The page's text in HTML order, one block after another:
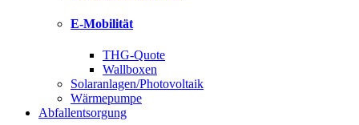
E-Mobilität
THG-Quote
Wallboxen
Solaranlagen/Photovoltaik
Wärmepumpe
Abfallentsorgung